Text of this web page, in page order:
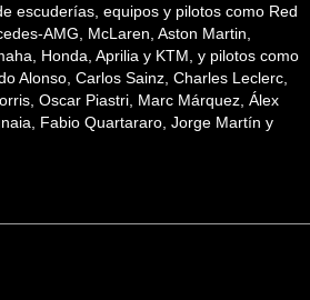
escuderías, equipos y pilotos como Red
AMG, McLaren, Aston Martin,
Honda, Aprilia y KTM, y pilotos como
Alonso, Carlos Sainz, Charles Leclerc,
Oscar Piastri, Marc Márquez, Álex
Fabio Quartararo, Jorge Martín y